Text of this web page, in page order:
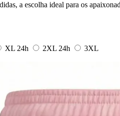
a escolha ideal para os
XL 24h 2XL 24h
3XL